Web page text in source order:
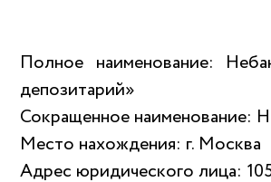
Полное наименование:
депозитарий»
Сокращенное
Место нахождения: г. Москва
Адрес юридического лица: